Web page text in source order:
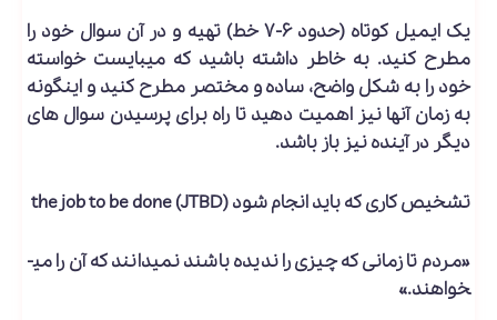
یک ایمیل کوتاه (حدود ۶-۷ خط) تهیه و در آن سوال خود را
مطرح کنید. به خاطر داشته باشید که می­بایست خواسته
خود را به شکل واضح، ساده و مختصر مطرح کنید و اینگونه
به زمان آن­ها نیز اهمیت دهید تا راه برای پرسیدن سوال های
دیگر در آینده نیز باز باشد.
تشخیص کاری که باید انجام شود (the job to be done (JTBD
«مردم تا زمانی که چیزی را ندیده باشند نمی­دانند که آن را می­
خواهند.»